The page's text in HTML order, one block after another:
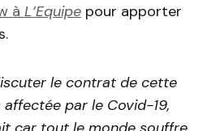
à L’Equipe pour apporter
le contrat de cette
par le Covid-19,